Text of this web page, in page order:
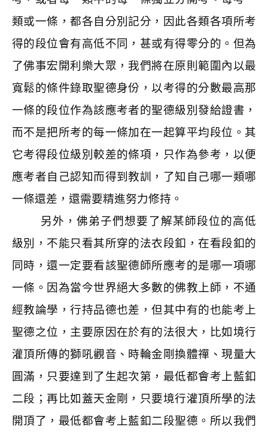
類或一條，都各自分別記分，因此各類各項所考
得的段位會有高低不同，甚或有得零分的。但為
了佛事宏開利樂大眾，我們將在原則範圍內以最
寬鬆的條件錄取聖德身份，以考得的分數最高那
一條的段位作為該應考者的聖德級別發給證書，
而不是把所考的每一條加在一起算平均段位。其
它考得段位級別較差的條項，只作為參考，以便
應考者自己認知而得到教訓，了知自己哪一類哪
一條還差，還需要精進努力修持。
另外，佛弟子們想要了解某師段位的高低
級別，不能只看其所穿的法衣段釦，在看段釦的
同時，還一定要看該聖德師所應考的是哪一項哪
一條。因為當今世界絕大多數的佛教上師，不通
經教論學，行持品德也差，但其中有的也能考上
聖德之位，主要原因在於有的法很大，比如境行
灌頂所傳的獅吼觀音、時輪金剛換體禪、現量大
圓滿，只要達到了生起次第，最低都會考上藍釦
二段；再比如蓋天金剛，只要境行灌頂所學的法
開頂了，最低都會考上藍釦二段聖德。所以我們